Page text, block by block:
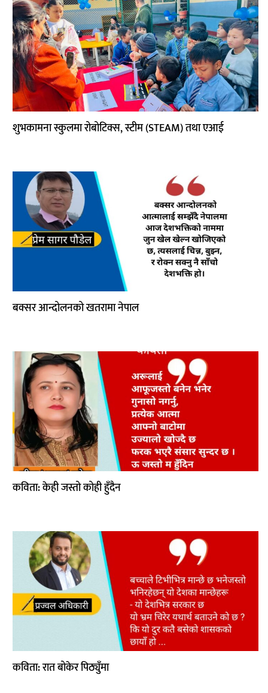
शुभकामना स्कुलमा रोबोटिक्स, स्टीम (STEAM) तथा एआई
बक्सर आन्दोलनको खतरामा नेपाल
कविता: केही जस्तो कोही हुँदैन
कविता: रात बोकेर पिठ्युँमा